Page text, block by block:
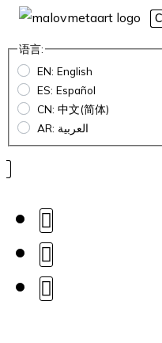
语言:
EN: English
ES: Español
CN: 中文(简体)
AR: العربية